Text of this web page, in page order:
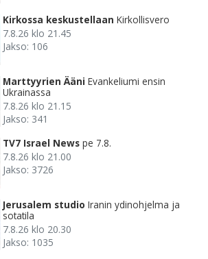
Kirkossa keskustellaan Kirkollisvero
7.8.26 klo 21.45
Jakso: 106
Marttyyrien Ääni Evankeliumi ensin
Ukrainassa
7.8.26 klo 21.15
Jakso: 341
TV7 Israel News pe 7.8.
7.8.26 klo 21.00
Jakso: 3726
Jerusalem studio Iranin ydinohjelma ja
sotatila
7.8.26 klo 20.30
Jakso: 1035